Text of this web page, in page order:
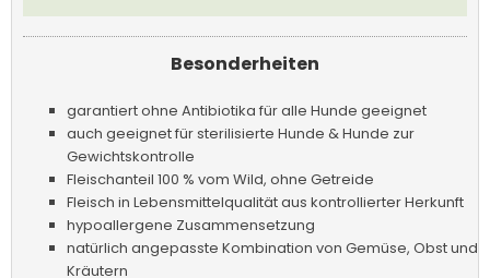
Besonderheiten
garantiert ohne Antibiotika für alle Hunde geeignet
auch geeignet für sterilisierte Hunde & Hunde zur
Gewichtskontrolle
Fleischanteil 100 % vom Wild, ohne Getreide
Fleisch in Lebensmittelqualität aus kontrollierter Herkunft
hypoallergene Zusammensetzung
natürlich angepasste Kombination von Gemüse, Obst und
Kräutern